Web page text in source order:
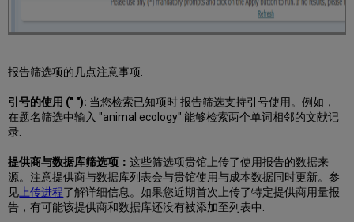
报告筛选项的几点注意事项:
引号的使用 (" "): 当您检索已知项时 报告筛选支持引号使用。例如，
在题名筛选中输入 "animal ecology" 能够检索两个单词相邻的文献记
录.
提供商与数据库筛选项：这些筛选项贵馆上传了使用报告的数据来
源。注意提供商与数据库列表会与贵馆使用与成本数据同时更新。参
见 上传进程了解详细信息。如果您近期首次上传了特定提供商用量报
告，有可能该提供商和数据库还没有被添加至列表中.